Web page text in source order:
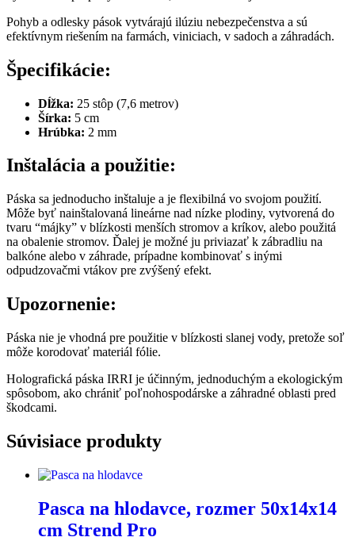
Pohyb a odlesky pások vytvárajú ilúziu nebezpečenstva a sú
efektívnym riešením na farmách, viniciach, v sadoch a záhradách.
Špecifikácie:
Dĺžka: 25 stôp (7,6 metrov)
Šírka: 5 cm
Hrúbka: 2 mm
Inštalácia a použitie:
Páska sa jednoducho inštaluje a je flexibilná vo svojom použití.
Môže byť nainštalovaná lineárne nad nízke plodiny, vytvorená do
tvaru “májky” v blízkosti menších stromov a kríkov, alebo použitá
na obalenie stromov. Ďalej je možné ju priviazať k zábradliu na
balkóne alebo v záhrade, prípadne kombinovať s inými
odpudzovačmi vtákov pre zvýšený efekt.
Upozornenie:
Páska nie je vhodná pre použitie v blízkosti slanej vody, pretože soľ
môže korodovať materiál fólie.
Holografická páska IRRI je účinným, jednoduchým a ekologickým
spôsobom, ako chrániť poľnohospodárske a záhradné oblasti pred
škodcami.
Súvisiace produkty
Pasca na hlodavce, rozmer 50x14x14
cm Strend Pro